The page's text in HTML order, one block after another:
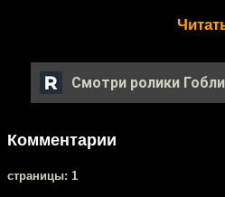
Смотри ролики
Комментарии
cтраницы: 1